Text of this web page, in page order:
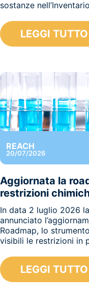
sostanze
LEGGI TUTTO
REACH
20/07/2026
Aggiornata la
restrizioni
In data 2 luglio 2026
annunciato
Roadmap, lo
visibili le restrizioni in
LEGGI TUTTO